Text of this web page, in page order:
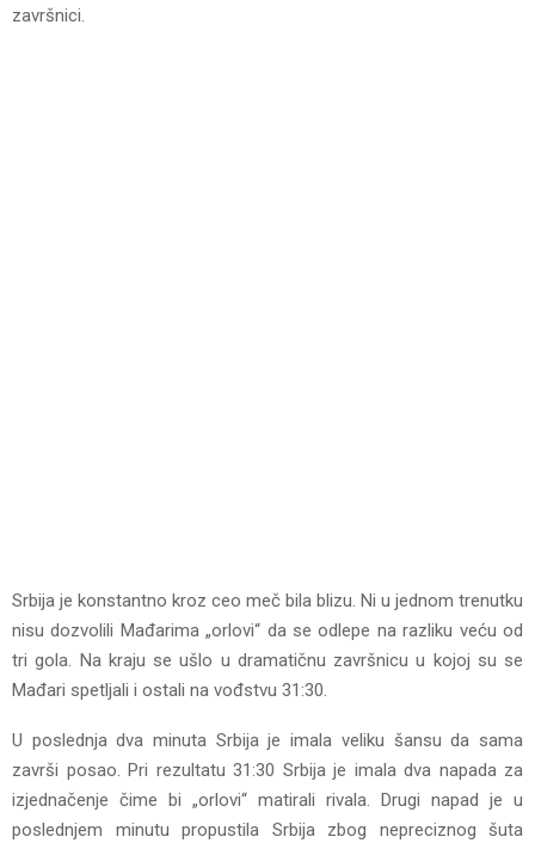
završnici.
Srbija je konstantno kroz ceo meč bila blizu. Ni u jednom trenutku
nisu dozvolili Mađarima „orlovi“ da se odlepe na razliku veću od
tri gola. Na kraju se ušlo u dramatičnu završnicu u kojoj su se
Mađari spetljali i ostali na vođstvu 31:30.
U poslednja dva minuta Srbija je imala veliku šansu da sama
završi posao. Pri rezultatu 31:30 Srbija je imala dva napada za
izjednačenje čime bi „orlovi“ matirali rivala. Drugi napad je u
poslednjem minutu propustila Srbija zbog nepreciznog šuta